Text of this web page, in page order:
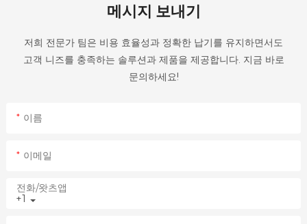
메시지 보내기
저희 전문가 팀은 비용 효율성과 정확한 납기를 유지하면서도
고객 니즈를 충족하는 솔루션과 제품을 제공합니다. 지금 바로
문의하세요!
이름
이메일
+1
전화/왓츠앱